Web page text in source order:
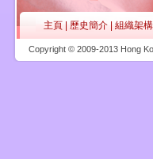
主頁 歷史簡介 組織架構
Copyright © 2009-2013 Hong